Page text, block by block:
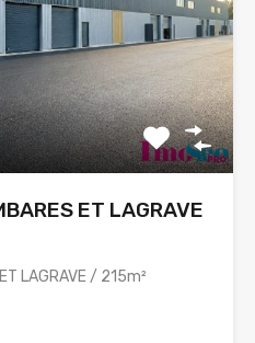
ET LAGRAVE
LAGRAVE / 215m²